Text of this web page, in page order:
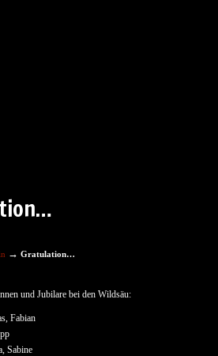
→ Gratulation…
und Jubilare bei den Wildsäu:
Fabian
Sabine